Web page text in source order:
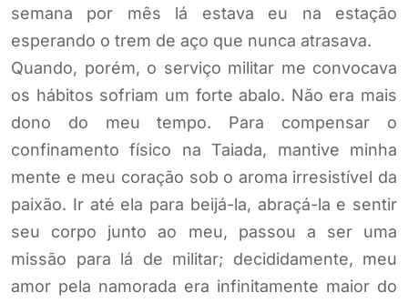
semana por mês lá estava eu na estação
esperando o trem de aço que nunca atrasava.
Quando, porém, o serviço militar me convocava
os hábitos sofriam um forte abalo. Não era mais
dono do meu tempo. Para compensar o
confinamento físico na Taiada, mantive minha
mente e meu coração sob o aroma irresistível da
paixão. Ir até ela para beijá-la, abraçá-la e sentir
seu corpo junto ao meu, passou a ser uma
missão para lá de militar; decididamente, meu
amor pela namorada era infinitamente maior do